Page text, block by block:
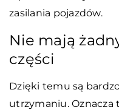
zasilania pojazdów.
Nie mają
części
Dzięki temu są
utrzymaniu. Oznacza